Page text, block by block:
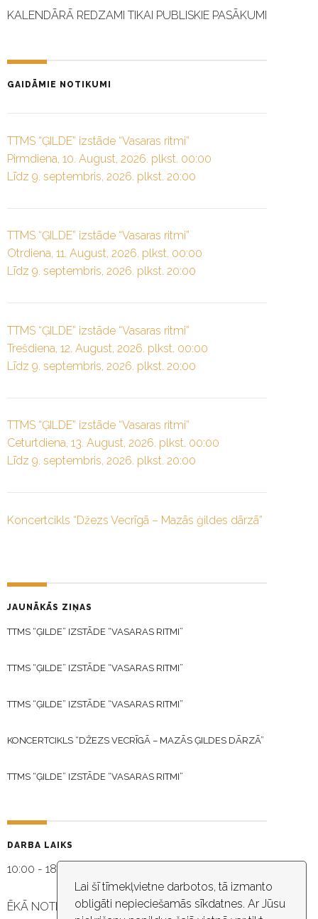
Lai šī tīmekļvietne darbotos, tā izmanto
obligāti nepieciešamās sīkdatnes. Ar Jūsu
KALENDĀRĀ REDZAMI TIKAI PUBLISKIE PASĀKUMI
GAIDĀMIE NOTIKUMI
TTMS “ĢILDE” izstāde “Vasaras ritmi”
Pirmdiena, 10. August, 2026. plkst. 00:00
Līdz 9. septembris, 2026. plkst. 20:00
TTMS “ĢILDE” izstāde “Vasaras ritmi”
Otrdiena, 11. August, 2026. plkst. 00:00
Līdz 9. septembris, 2026. plkst. 20:00
TTMS “ĢILDE” izstāde “Vasaras ritmi”
Trešdiena, 12. August, 2026. plkst. 00:00
Līdz 9. septembris, 2026. plkst. 20:00
TTMS “ĢILDE” izstāde “Vasaras ritmi”
Ceturtdiena, 13. August, 2026. plkst. 00:00
Līdz 9. septembris, 2026. plkst. 20:00
Koncertcikls “Džezs Vecrīgā – Mazās ģildes dārzā”
JAUNĀKĀS ZIŅAS
TTMS “ĢILDE” IZSTĀDE “VASARAS RITMI”
TTMS “ĢILDE” IZSTĀDE “VASARAS RITMI”
TTMS “ĢILDE” IZSTĀDE “VASARAS RITMI”
KONCERTCIKLS “DŽEZS VECRĪGĀ – MAZĀS ĢILDES DĀRZĀ”
TTMS “ĢILDE” IZSTĀDE “VASARAS RITMI”
DARBA LAIKS
10:00 - 18:30
ĒKĀ NOTIEK VIDEO NOVĒROŠANA